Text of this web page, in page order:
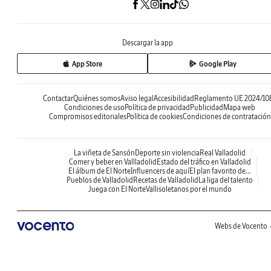
Descargar la app
App Store Google Play
ContactarQuiénes somosAviso legal Accesibilidad Reglamento UE 2024/
Condiciones de uso Política de privacidad Publicidad Mapa web
Compromisos editorialesPolítica de cookiesCondiciones de contratación
La viñeta de Sansón Deporte sin violencia Real Valladolid
Comer y beber en Vallladolid Estado del tráfico en Valladolid
El álbum de El NorteInfluencers de aquíEl plan favorito de...
Pueblos de Valladolid Recetas de Valladolid La liga del talento
Juega con El NorteVallisoletanos por el mundo
Webs de Vocento